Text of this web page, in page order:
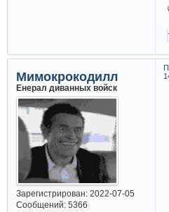
Мимокрокодилл
Енерал диванных войск
Зарегистрирован: 2022-07-05
Сообщений:5366